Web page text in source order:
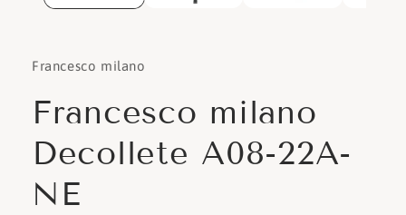
Francesco milano
Francesco milano
Decollete A08-22A-
NE